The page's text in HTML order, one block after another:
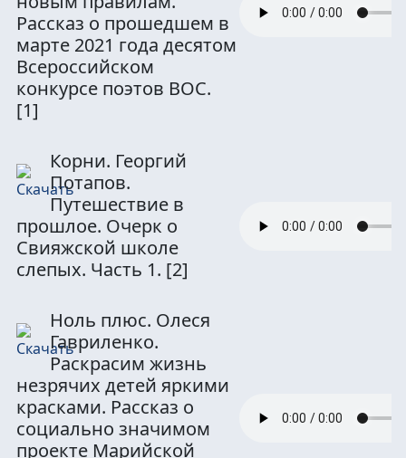
Рассказ о прошедшем в
марте 2021 года десятом
Всероссийском
конкурсе поэтов ВОС.
[1]
Корни. Георгий
Потапов.
Путешествие в
прошлое. Очерк о
Свияжской школе
слепых. Часть 1. [2]
Ноль плюс. Олеся
Гавриленко.
Раскрасим жизнь
незрячих детей яркими
красками. Рассказ о
социально значимом
проекте Марийской